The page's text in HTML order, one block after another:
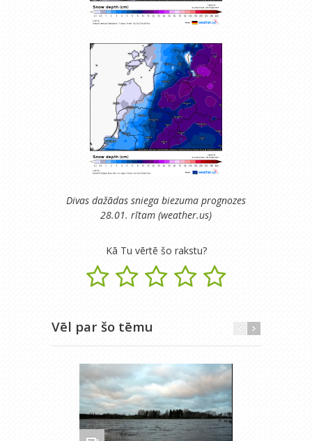
Divas dažādas sniega biezuma prognozes
28.01. rītam (weather.us)
Kā Tu vērtē šo rakstu?
Vēl par šo tēmu